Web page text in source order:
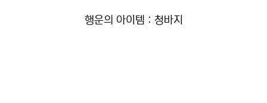
행운의 아이템 : 청바지